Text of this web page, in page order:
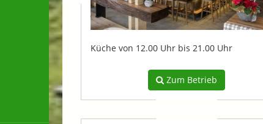
Küche von 12.00 Uhr bis 21.00 Uhr
Zum Betrieb